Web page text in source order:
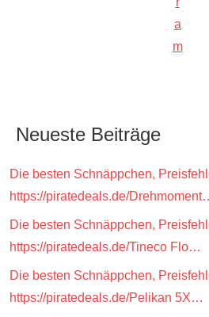
a
m
Neueste Beiträge
Die besten Schnäppchen,
https://piratedeals.de/
Die besten Schnäppchen,
https://piratedeals.de/Tineco Flo…
Die besten Schnäppchen,
https://piratedeals.de/Pelikan 5X…